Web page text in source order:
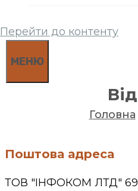
Перейти до контенту
МЕНЮ
Головна
Поштова адреса
ТОВ "ІНФОКОМ ЛТД"